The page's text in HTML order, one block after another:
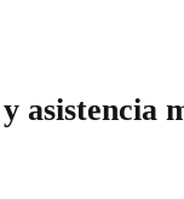
asistencia